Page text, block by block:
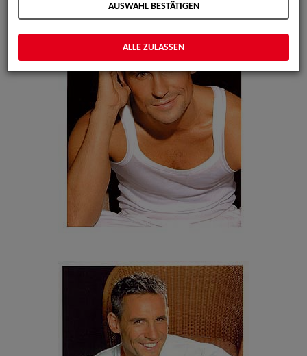
AUSWAHL BESTÄTIGEN
ALLE ZULASSEN